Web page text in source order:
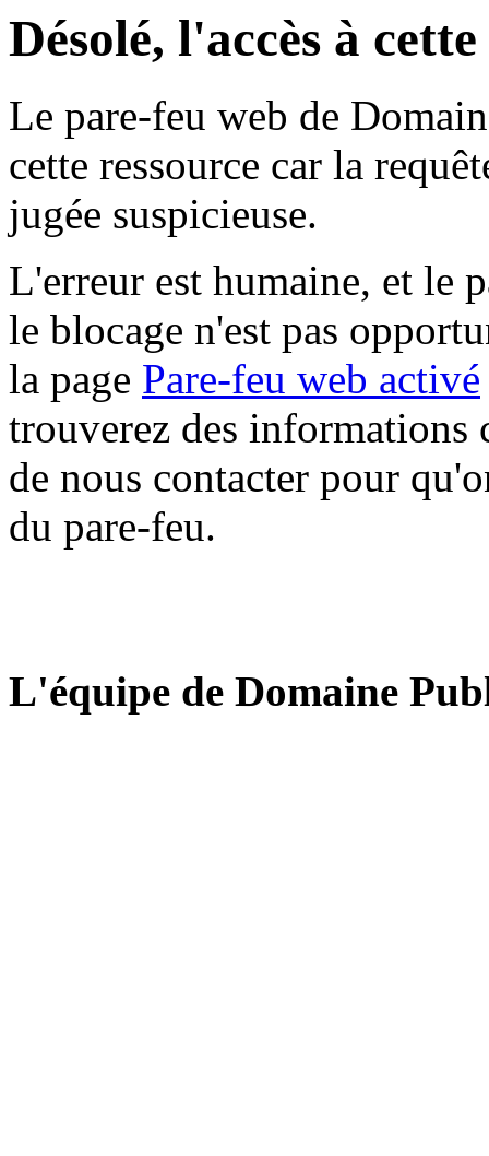
Désolé, l'accès à
Le pare-feu web de
cette ressource car la
jugée suspicieuse.
L'erreur est humaine, et le
le blocage n'est pas
la page Pare-feu web activé
trouverez des informations
de nous contacter pour
du pare-feu.
L'équipe de Domaine